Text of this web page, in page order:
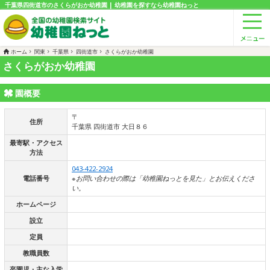
千葉県四街道市のさくらがおか幼稚園 | 幼稚園を探すなら幼稚園ねっと
ホーム 関東 千葉県 四街道市 さくらがおか幼稚園
さくらがおか幼稚園
園概要
住所
〒
千葉県 四街道市 大日８６
最寄駅・アクセス
方法
電話番号
043-422-2924
※お問い合わせの際は「幼稚園ねっとを見た」とお伝えくださ
い。
ホームページ
設立
定員
教職員数